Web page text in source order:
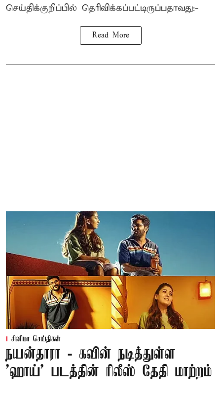
செய்திக்குறிப்பில் தெரிவிக்கப்பட்டிருப்பதாவது:-
Read More
சினிமா செய்திகள்
நயன்தாரா - கவின் நடித்துள்ள
'ஹாய்' படத்தின் ரிலீஸ் தேதி மாற்றம்